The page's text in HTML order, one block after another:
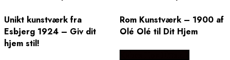
Unikt kunstværk fra
Esbjerg 1924 – Giv dit
hjem stil!
Rom Kunstværk – 1900 af
Olé Olé til Dit Hjem